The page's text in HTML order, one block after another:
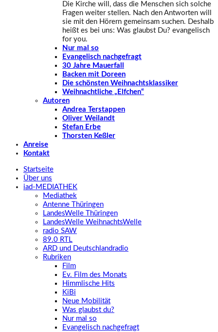
Die Kirche will, dass die Menschen sich solche
Fragen weiter stellen. Nach den Antworten will
sie mit den Hörern gemeinsam suchen. Deshalb
heißt es bei uns: Was glaubst Du? evangelisch
for you.
Nur mal so
Evangelisch nachgefragt
30 Jahre Mauerfall
Backen mit Doreen
Die schönsten Weihnachtsklassiker
Weihnachtliche „Elfchen“
Autoren
Andrea Terstappen
Oliver Weilandt
Stefan Erbe
Thorsten Keßler
Anreise
Kontakt
Startseite
Über uns
iad-MEDIATHEK
Mediathek
Antenne Thüringen
LandesWelle Thüringen
LandesWelle WeihnachtsWelle
radio SAW
89.0 RTL
ARD und Deutschlandradio
Rubriken
Film
Ev. Film des Monats
Himmlische Hits
KiBi
Neue Mobilität
Was glaubst du?
Nur mal so
Evangelisch nachgefragt